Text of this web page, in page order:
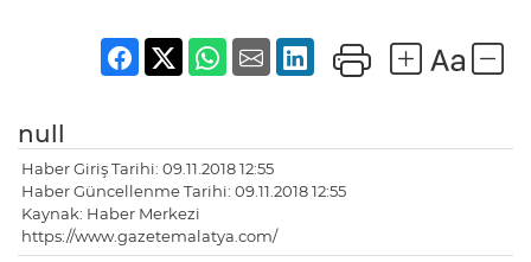
null
Haber Giriş Tarihi: 09.11.2018 12:55
Haber Güncellenme Tarihi: 09.11.2018 12:55
Kaynak: Haber Merkezi
https://www.gazetemalatya.com/